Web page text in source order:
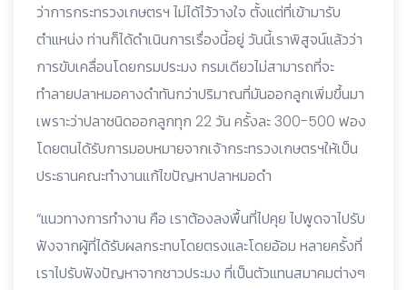
ว่าการกระทรวงเกษตรฯ ไม่ได้ไว้วางใจ ตั้งแต่ที่เข้ามารับ
ตำแหน่ง ท่านก็ได้ดำเนินการเรื่องนี้อยู่ วันนี้เราพิสูจน์แล้วว่า
การขับเคลื่อนโดยกรมประมง กรมเดียวไม่สามารถที่จะ
ทำลายปลาหมอคางดำทันกว่าปริมาณที่มันออกลูกเพิ่มขึ้นมา
เพราะว่าปลาชนิดออกลูกทุก 22 วัน ครั้งละ 300-500 ฟอง
โดยตนได้รับการมอบหมายจากเจ้ากระทรวงเกษตรฯให้เป็น
ประธานคณะทำงานแก้ไขปัญหาปลาหมอดำ
“แนวทางการทำงาน คือ เราต้องลงพื้นที่ไปคุย ไปพูดจาไปรับ
ฟังจากผู้ที่ได้รับผลกระทบโดยตรงและโดยอ้อม หลายครั้งที่
เราไปรับฟังปัญหาจากชาวประมง ที่เป็นตัวแทนสมาคมต่างๆ